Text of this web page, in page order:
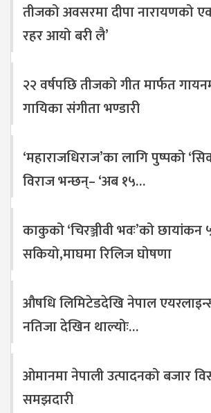
तीजको अवसरमा दीपा नारायणको
रहर आयो बरी लै’
२२ वर्षपछि तीजको गीत मार्फत
गायिका संगीता भण्डारी
‘महाराजधिराज’का लागि पुष्पको
विराज भन्छन्– ‘अब १५…
काकुको ‘चिरञ्जीवी भवः’को छायांकन
सकियो,माघमा रिलिज घोषणा
औषधि लिमिटेडदेखि नेपाल
नतिजा देखिन थाल्योः…
ओमानमा नेपाली उत्पादनको बजार
समझदारी